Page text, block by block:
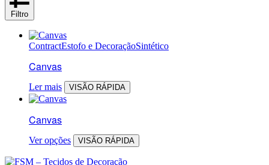
Filtro
ContractEstofo e DecoraçãoSintético
Canvas
Ler mais VISÃO RÁPIDA
Canvas
Ver opções VISÃO RÁPIDA